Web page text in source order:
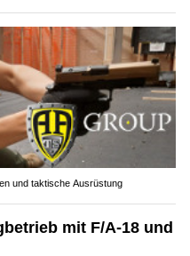
und taktische Ausrüstung
mit F/A-18 und